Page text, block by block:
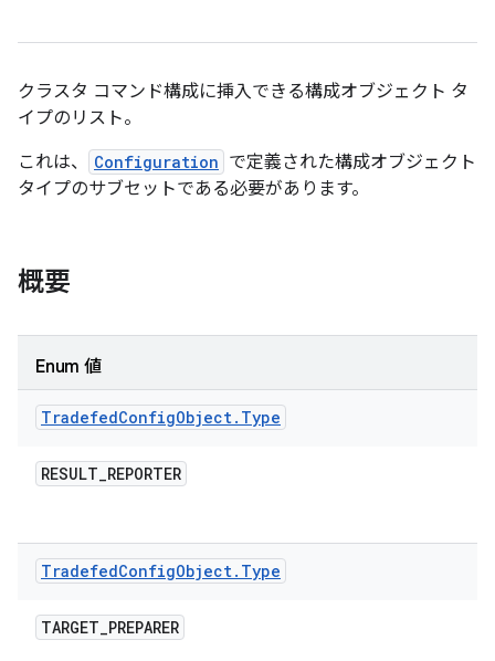
クラスタ コマンド構成に挿入できる構成オブジェクト タ
イプのリスト。
これは、
Configuration で定義された構成オブジェクト
タイプのサブセットである必要があります。
概要
Enum 値
TradefedConfigObject. Type
RESULT_REPORTER
TradefedConfigObject. Type
TARGET_PREPARER